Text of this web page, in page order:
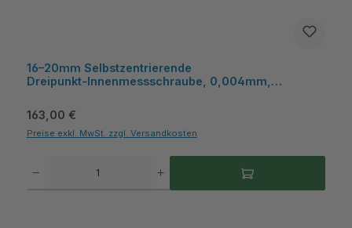
16–20mm Selbstzentrierende
Dreipunkt‑Innenmessschraube, 0,004mm,
Regulärer Preis:
163,00 €
Preise exkl. MwSt. zzgl. Versandkosten